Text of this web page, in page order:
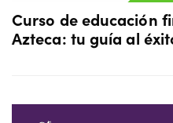
Curso de educación
Azteca: tu guía al